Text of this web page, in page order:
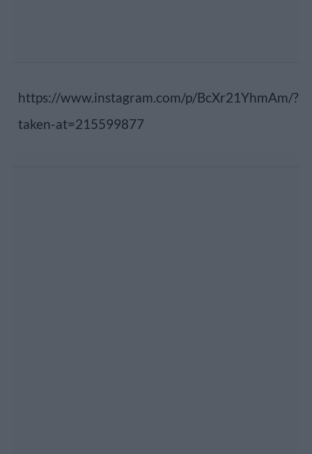
https://www.instagram.com/p/BcXr21YhmAm/?
taken-at=215599877